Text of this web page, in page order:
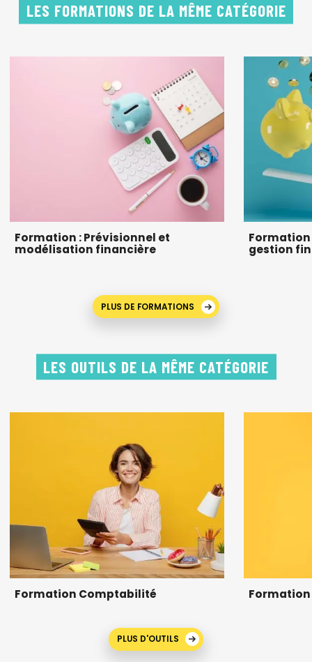
LES FORMATIONS DE LA MÊME CATÉGORIE
Formation : Prévisionnel et
modélisation financière
gestion
PLUS DE FORMATIONS
LES OUTILS DE LA MÊME CATÉGORIE
Formation Comptabilité
PLUS D'OUTILS